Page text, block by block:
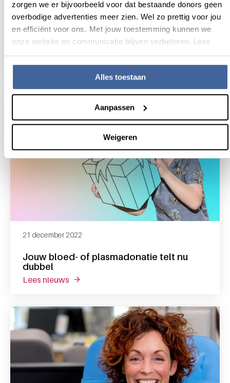
zorgen we er bijvoorbeeld voor dat bestaande donors geen
overbodige advertenties meer zien. Wel zo prettig voor jou
en efficiënt voor ons. Met jouw toestemming kunnen we
onze website en communicatie blijven verbeteren. Lees
meer in onze cookieverklaring.
Alles toestaan
Aanpassen
Weigeren
Het zit in ons bloed. Geven om
elkaar.
Nieuws 20 november 2025
lees nieuwsover het zit in ons bloed. geven om elkaar.
Jouw bloed- of plasmadonatie telt nu
dubbel
21 december 2022
lees nieuws over jouw bloed- of plasmadonatie telt nu